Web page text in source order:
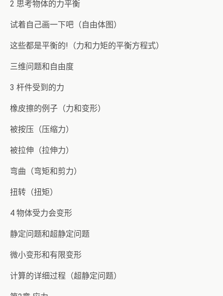
2 思考物体的力平衡
试着自己画一下吧（自由体图）
这些都是平衡的!（力和力矩的平衡方程式）
三维问题和自由度
3 杆件受到的力
橡皮擦的例子（力和变形）
被按压（压缩力）
被拉伸（拉伸力）
弯曲（弯矩和剪力）
扭转（扭矩）
4 物体受力会变形
静定问题和超静定问题
微小变形和有限变形
计算的详细过程（超静定问题）